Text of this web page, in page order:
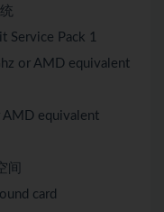
Service Pack 1
or AMD equivalent
AMD equivalent
间
card